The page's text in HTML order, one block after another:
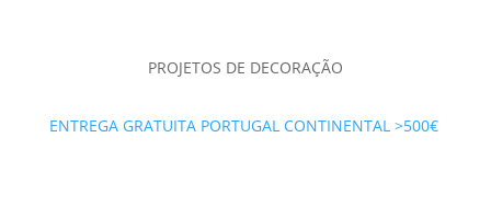
PROJETOS DE DECORAÇÃO
ENTREGA GRATUITA PORTUGAL CONTINENTAL >500€